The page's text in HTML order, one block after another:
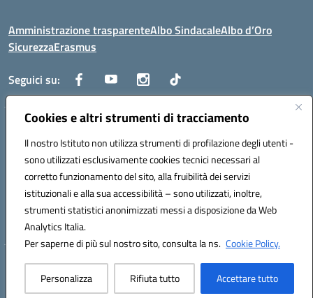
Cookies e altri strumenti di tracciamento
Il nostro Istituto non utilizza strumenti di profilazione degli utenti -
sono utilizzati esclusivamente cookies tecnici necessari al
corretto funzionamento del sito, alla fruibilità dei servizi
istituzionali e alla sua accessibilità – sono utilizzati, inoltre,
strumenti statistici anonimizzati messi a disposizione da Web
Analytics Italia.
Per saperne di più sul nostro sito, consulta la ns. Cookie Policy.
Personalizza Rifiuta tutto Accettare tutto
Amministrazione trasparenteAlbo SindacaleAlbo d’Oro
SicurezzaErasmus
Seguici su:
Centralino:0885.426034 Email:FGTD02000P@istruzione.it
Posta elettronica certificata (PEC):fgtd02000p@pec.istruzione.it
Codice fiscale: 81002930717
Codice meccanografico:FGTD02000P
Codice unico di fatturazione (CUF): UFUN7Y
Hosting & Powered by 3D Solution S.r.l.
Concept & Design by Designers Italia